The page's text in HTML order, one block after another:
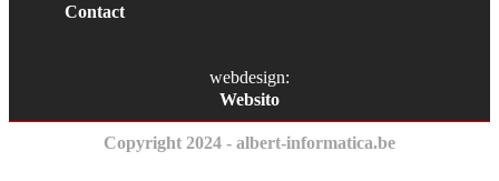
Contact
webdesign:
Websito
Copyright 2024 - albert-informatica.be